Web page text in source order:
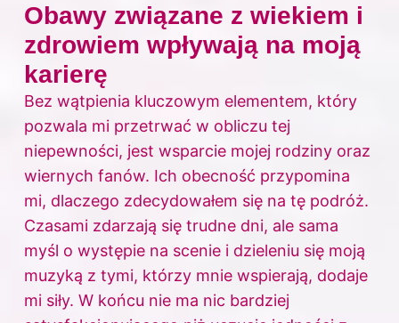
Obawy związane z wiekiem i
zdrowiem wpływają na moją
karierę
Bez wątpienia kluczowym elementem, który
pozwala mi przetrwać w obliczu tej
niepewności, jest wsparcie mojej rodziny oraz
wiernych fanów. Ich obecność przypomina
mi, dlaczego zdecydowałem się na tę podróż.
Czasami zdarzają się trudne dni, ale sama
myśl o występie na scenie i dzieleniu się moją
muzyką z tymi, którzy mnie wspierają, dodaje
mi siły. W końcu nie ma nic bardziej